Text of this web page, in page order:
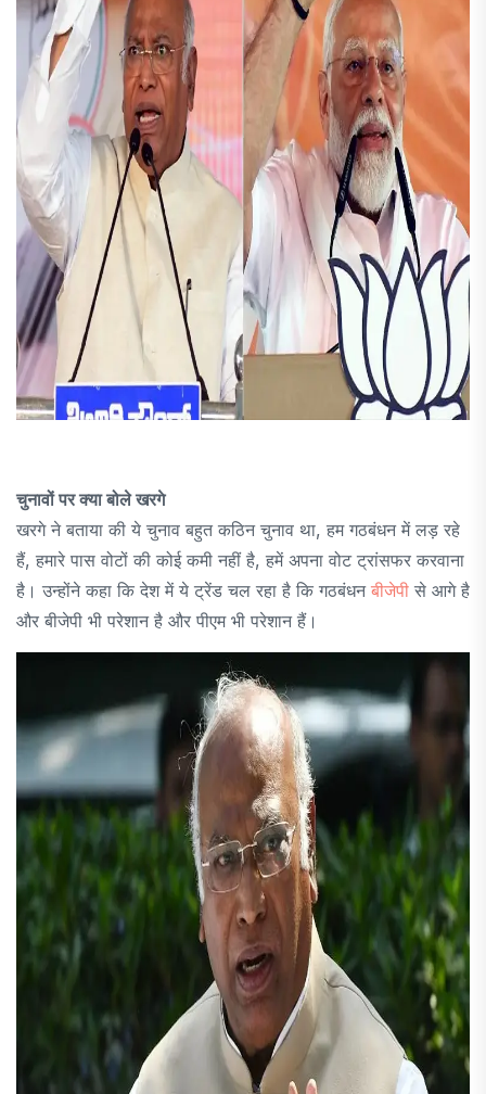
चुनावों पर क्या बोले खरगे
खरगे ने बताया की ये चुनाव बहुत कठिन चुनाव था, हम गठबंधन में लड़ रहे
हैं, हमारे पास वोटों की कोई कमी नहीं है, हमें अपना वोट ट्रांसफर करवाना
है। उन्होंने कहा कि देश में ये ट्रेंड चल रहा है कि गठबंधन बीजेपी से आगे है
और बीजेपी भी परेशान है और पीएम भी परेशान हैं।